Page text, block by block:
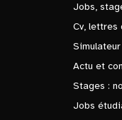
Jobs,
Cv, lettres
Actu et
Stages :
Jobs